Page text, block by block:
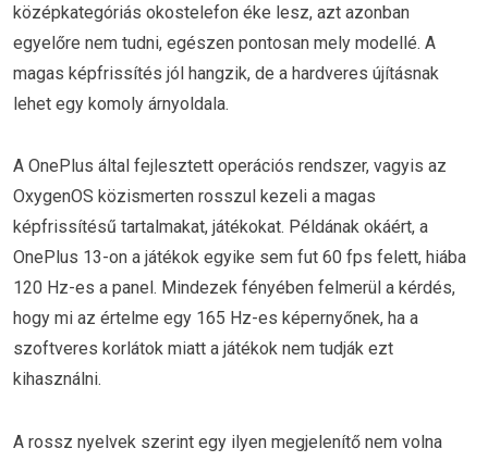
középkategóriás okostelefon éke lesz, azt azonban
egyelőre nem tudni, egészen pontosan mely modellé. A
magas képfrissítés jól hangzik, de a hardveres újításnak
lehet egy komoly árnyoldala.
A OnePlus által fejlesztett operációs rendszer, vagyis az
OxygenOS közismerten rosszul kezeli a magas
képfrissítésű tartalmakat, játékokat. Példának okáért, a
OnePlus 13-on a játékok egyike sem fut 60 fps felett, hiába
120 Hz-es a panel. Mindezek fényében felmerül a kérdés,
hogy mi az értelme egy 165 Hz-es képernyőnek, ha a
szoftveres korlátok miatt a játékok nem tudják ezt
kihasználni.
A rossz nyelvek szerint egy ilyen megjelenítő nem volna